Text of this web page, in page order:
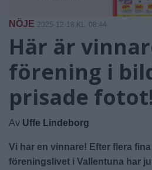
NÖJE 2025-12-18 KL. 08:44
Här är
förening i
prisade
Av Uffe Lindeborg
Vi har en vinnare! Efter flera
föreningslivet i Vallentuna har